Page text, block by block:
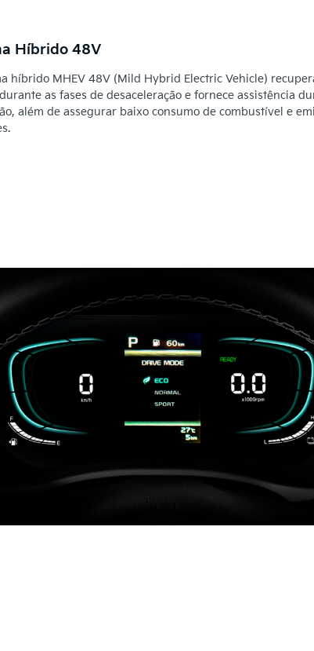
Híbrido 48V
híbrido MHEV 48V (Mild Hybrid Electric Vehicle)
as fases de desaceleração e fornece assistência
além de assegurar baixo consumo de combustível e